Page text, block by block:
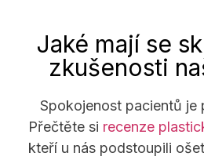
Jaké mají se
zkušenosti
Spokojenost pacientů je
Přečtěte si recenze
kteří u nás podstoupili